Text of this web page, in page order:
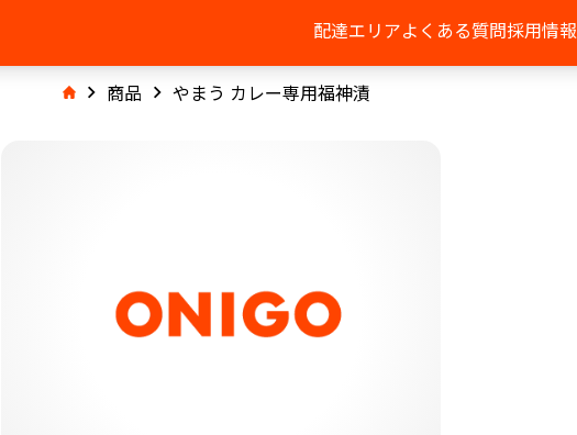
配達エリアよくある質問採用情報
商品 やまう カレー専用福神漬